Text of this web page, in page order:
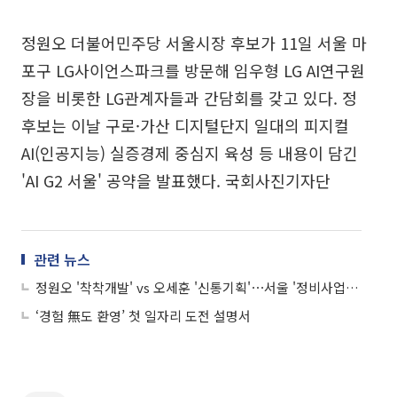
정원오 더불어민주당 서울시장 후보가 11일 서울 마
포구 LG사이언스파크를 방문해 임우형 LG AI연구원
장을 비롯한 LG관계자들과 간담회를 갖고 있다. 정
후보는 이날 구로·가산 디지털단지 일대의 피지컬
AI(인공지능) 실증경제 중심지 육성 등 내용이 담긴
'AI G2 서울' 공약을 발표했다. 국회사진기자단
관련 뉴스
정원오 '착착개발' vs 오세훈 '신통기획'⋯서울 '정비사업' 전쟁
‘경험 無도 환영’ 첫 일자리 도전 설명서